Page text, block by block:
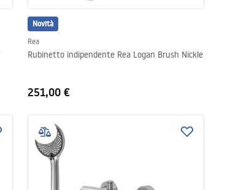
Novità
Rea
Rubinetto indipendente Rea Logan Brush Nickle
251,00 €